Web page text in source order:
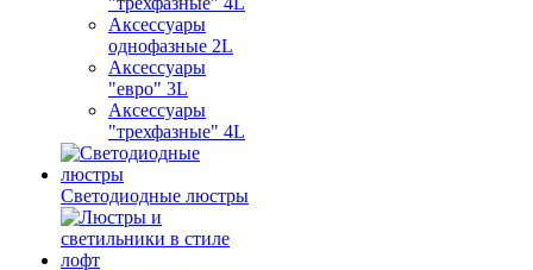
Аксессуары
однофазные 2L
Аксессуары
"евро" 3L
Аксессуары
"трехфазные" 4L
Светодиодные люстры